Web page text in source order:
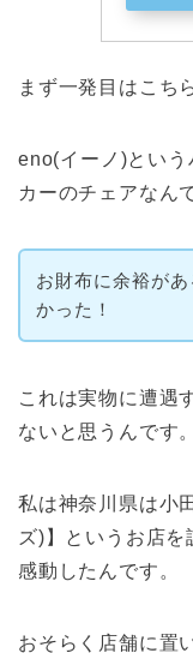
まず一発目はこち
eno(イーノ)という
カーのチェアなん
お財布に余裕が
かった！
これは実物に遭遇
ないと思うんです。
私は神奈川県は小
ズ)】というお店
感動したんです。
おそらく店舗に置